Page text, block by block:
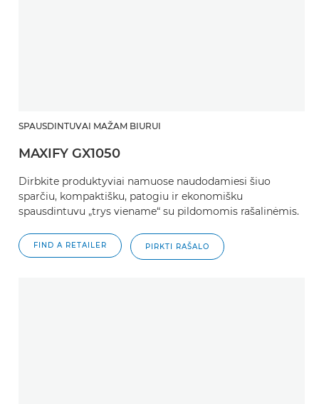
SPAUSDINTUVAI MAŽAM BIURUI
MAXIFY GX1050
Dirbkite produktyviai namuose naudodamiesi šiuo
sparčiu, kompaktišku, patogiu ir ekonomišku
spausdintuvu „trys viename“ su pildomomis rašalinėmis.
FIND A RETAILER PIRKTI RAŠALO